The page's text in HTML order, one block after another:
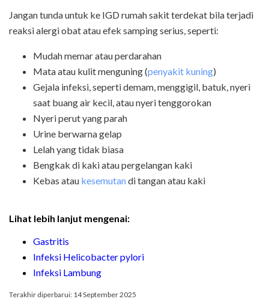
Jangan tunda untuk ke IGD rumah sakit terdekat bila terjadi
reaksi alergi obat atau efek samping serius, seperti:
Mudah memar atau perdarahan
Mata atau kulit menguning (penyakit kuning)
Gejala infeksi, seperti demam, menggigil, batuk, nyeri
saat buang air kecil, atau nyeri tenggorokan
Nyeri perut yang parah
Urine berwarna gelap
Lelah yang tidak biasa
Bengkak di kaki atau pergelangan kaki
Kebas atau kesemutandi tangan atau kaki
Lihat lebih lanjut mengenai:
Gastritis
Infeksi Helicobacter pylori
Infeksi Lambung
Terakhir diperbarui: 14 September 2025